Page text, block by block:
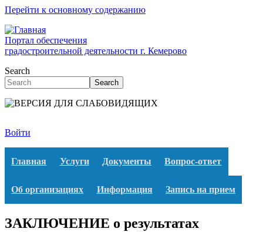
Перейти к основному содержанию
Портал обеспечения
градостроительной деятельности г. Кемерово
Search
Search
Войти
Главная Услуги Документы Вопрос-ответ
Об организациях Информация Запись на прием
ЗАКЛЮЧЕНИЕ о результатах